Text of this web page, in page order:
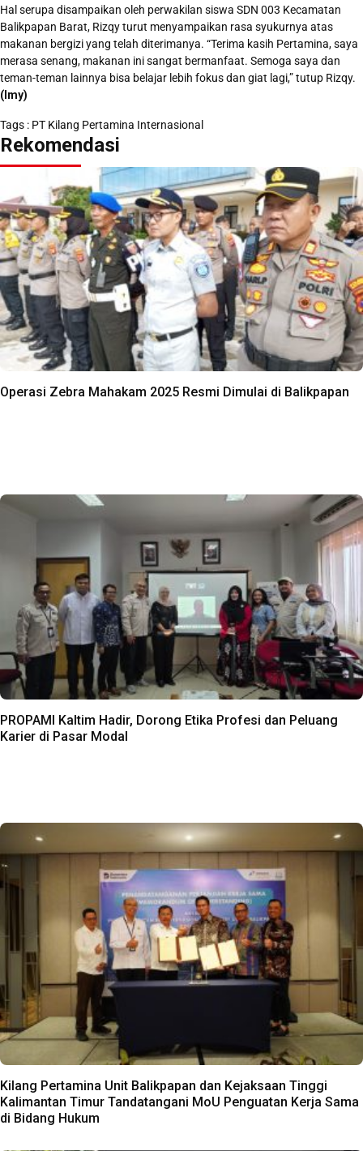
Hal serupa disampaikan oleh perwakilan siswa SDN 003 Kecamatan
Balikpapan Barat, Rizqy turut menyampaikan rasa syukurnya atas
makanan bergizi yang telah diterimanya. “Terima kasih Pertamina, saya
merasa senang, makanan ini sangat bermanfaat. Semoga saya dan
teman-teman lainnya bisa belajar lebih fokus dan giat lagi,” tutup Rizqy.
(Imy)
Tags : PT Kilang Pertamina Internasional
Rekomendasi
Operasi Zebra Mahakam 2025 Resmi Dimulai di Balikpapan
PROPAMI Kaltim Hadir, Dorong Etika Profesi dan Peluang
Karier di Pasar Modal
Kilang Pertamina Unit Balikpapan dan Kejaksaan Tinggi
Kalimantan Timur Tandatangani MoU Penguatan Kerja Sama
di Bidang Hukum